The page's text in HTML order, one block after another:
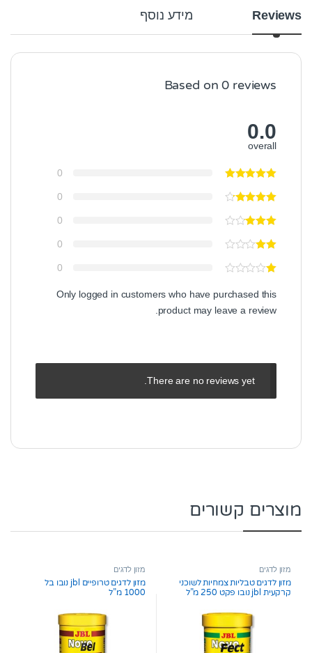
Reviews מידע נוסף
Based on 0 reviews
0.0
overall
0
0
0
0
0
Only logged in customers who have purchased this
product may leave a review.
There are no reviews yet.
מוצרים קשורים
מזון לדגים
מזון לדגים טבליות צמחיות לשוכני
קרקעית jbl נובו פקט 250 מ”ל
מזון לדגים
מזון לדגים טרופיים jbl נובו בל
1000 מ”ל